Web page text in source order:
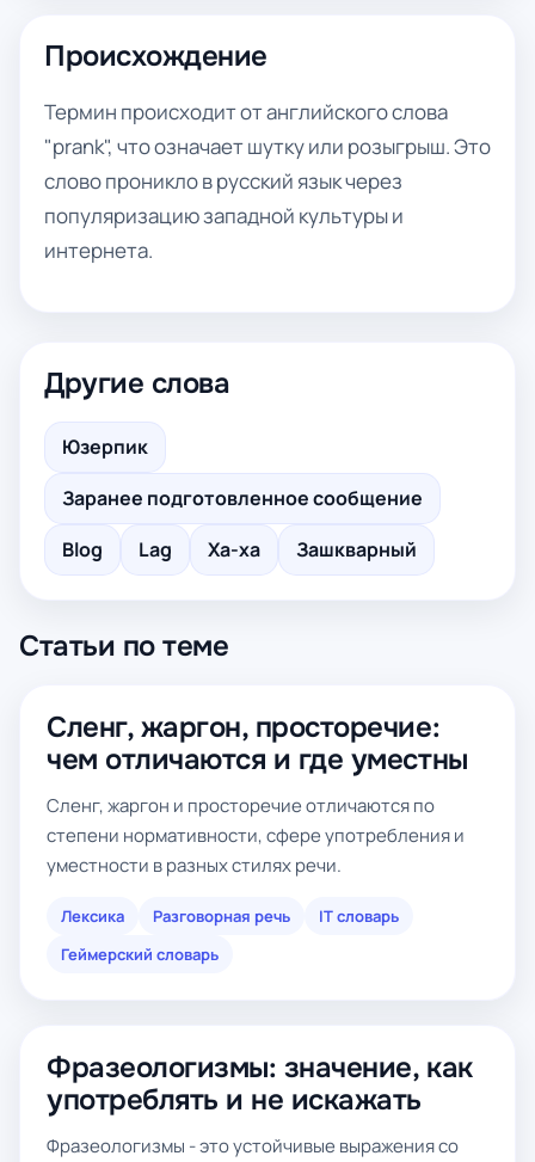
Происхождение
Термин происходит от английского слова
"prank", что означает шутку или розыгрыш. Это
слово проникло в русский язык через
популяризацию западной культуры и
интернета.
Другие слова
Юзерпик
Заранее подготовленное сообщение
Blog
Lag Ха-ха Зашкварный
Статьи по теме
Сленг, жаргон, просторечие:
чем отличаются и где уместны
Сленг, жаргон и просторечие отличаются по
степени нормативности, сфере употребления и
уместности в разных стилях речи.
Лексика Разговорная речь
IT словарь
Геймерский словарь
Фразеологизмы: значение, как
употреблять и не искажать
Фразеологизмы - это устойчивые выражения со